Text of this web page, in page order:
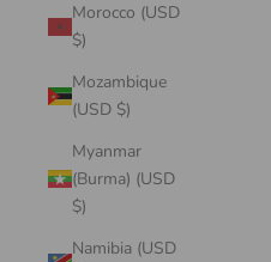
Morocco (USD
$)
Mozambique
(USD $)
Myanmar
(Burma) (USD
$)
Namibia (USD